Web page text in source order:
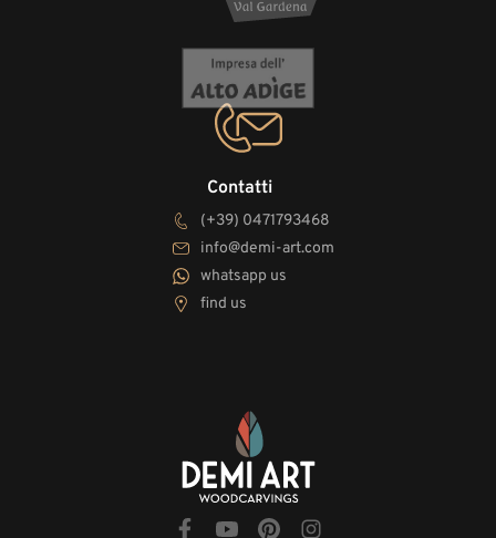
Contatti
(+39) 0471793468
info@demi-art.com
whatsapp us
find us